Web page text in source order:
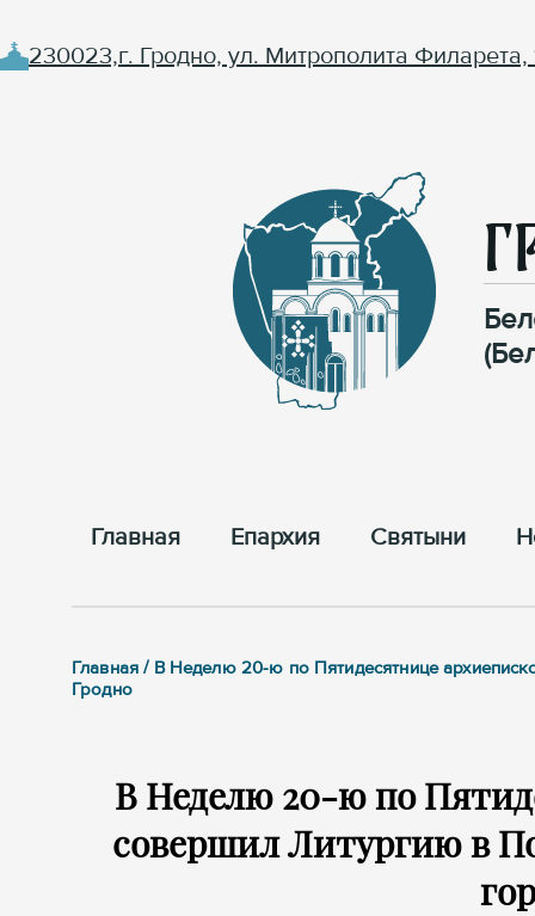
230023,г. Гродно, ул. Митрополита Филарета,
Главная Епархия Cвятыни
Главная / В Неделю 20-ю по Пятидесятнице
Гродно
В Неделю 20-ю по
совершил Литургию в